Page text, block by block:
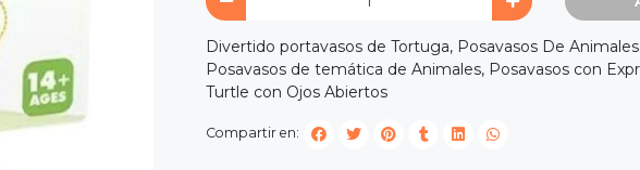
Divertido portavasos de Tortuga, Posavasos De
Posavasos de temática de Animales, Posavasos con
Turtle con Ojos Abiertos
Compartir en: